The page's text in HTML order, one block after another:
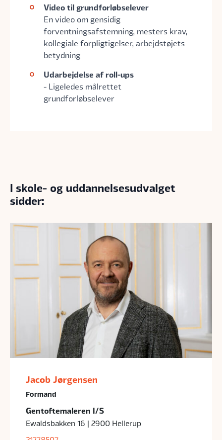
Video til grundforløbselever
En video om gensidig
forventningsafstemning, mesters krav,
kollegiale forpligtigelser, arbejdstøjets
betydning
Udarbejdelse af roll-ups
- Ligeledes målrettet
grundforløbselever
I skole- og uddannelsesudvalget
sidder:
Jacob Jørgensen
Formand
Gentoftemaleren I/S
Ewaldsbakken 16 | 2900 Hellerup